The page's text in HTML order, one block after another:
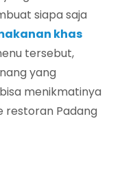
siapa saja
khas
tersebut,
yang
menikmatinya
restoran Padang